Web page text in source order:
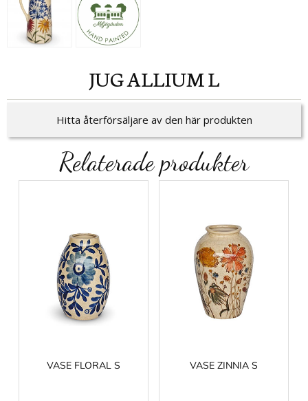
JUG ALLIUM L
Hitta återförsäljare av den här produkten
Relaterade produkter
VASE FLORAL S VASE ZINNIA S